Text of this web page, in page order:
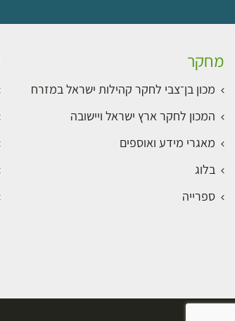
מחקר
מכון בן־צבי לחקר קהילות ישראל במזרח
המכון לחקר ארץ ישראל ויישובה
מאגרי מידע ואוספים
בלוג
ספרייה